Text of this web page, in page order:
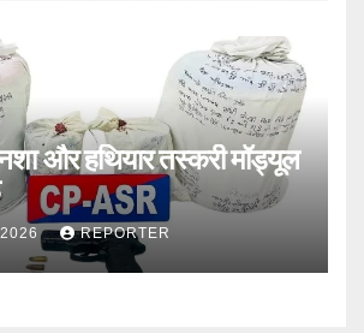
और हथियार तस्करी मॉड्यूल
2026 REPORTER